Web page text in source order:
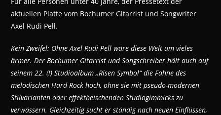
aktuellen Platte vom Bochumer Gitarrist und Songwriter
Axel Rudi Pell.
Kein Zweifel: Ohne Axel Rudi Pell wäre diese Welt um vieles
ärmer. Der Bochumer Gitarrist und Songschreiber hält auch auf
seinem 22. (!) Studioalbum „Risen Symbol“ die Fahne des
melodischen Hard Rock hoch, ohne sie mit pseudo-modernen
Stilvarianten oder effektheischenden Studiogimmicks zu
verwässern. Gleichzeitig sucht er ständig nach neuen Einflüssen,